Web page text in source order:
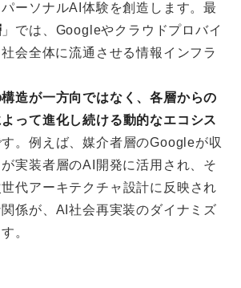
ーソナルAI体験を創造します。最
」では、Googleやクラウドプロバイ
会全体に流通させる情報インフラ
構造が一方向ではなく、各層からの
って進化し続ける動的なエコシス
。例えば、媒介者層のGoogleが収
実装者層のAI開発に活用され、そ
代アーキテクチャ設計に反映され
係が、AI社会再実装のダイナミズ
。